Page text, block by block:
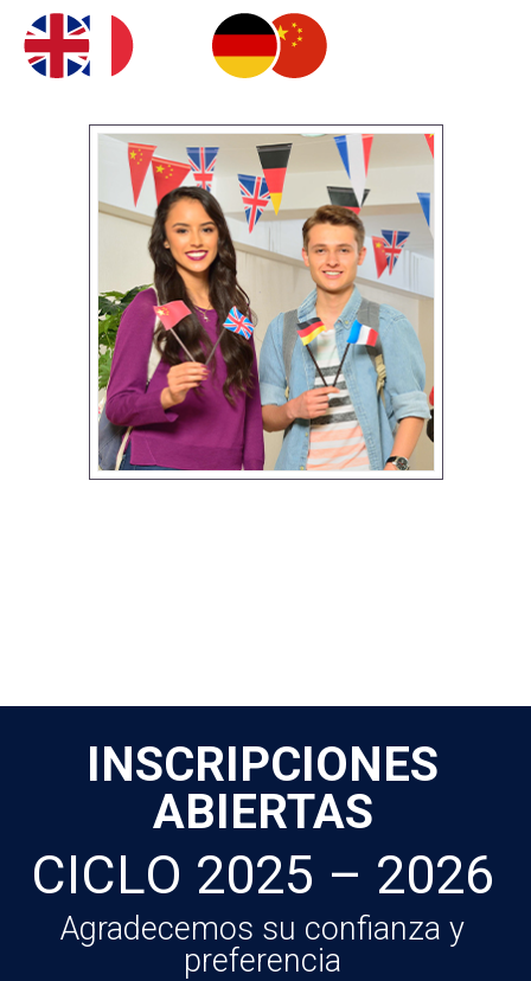
INSCRIPCIONES
ABIERTAS
CICLO 2025 – 2026
Agradecemos su confianza y
preferencia